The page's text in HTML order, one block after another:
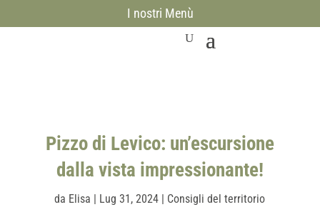
I nostri Menù
Pizzo di Levico: un’escursione
dalla vista impressionante!
da Elisa | Lug 31, 2024 | Consigli del territorio